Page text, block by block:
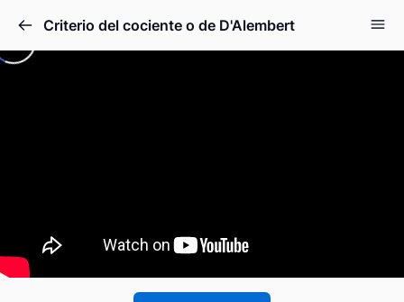
Criterio del cociente o de D'Alembert